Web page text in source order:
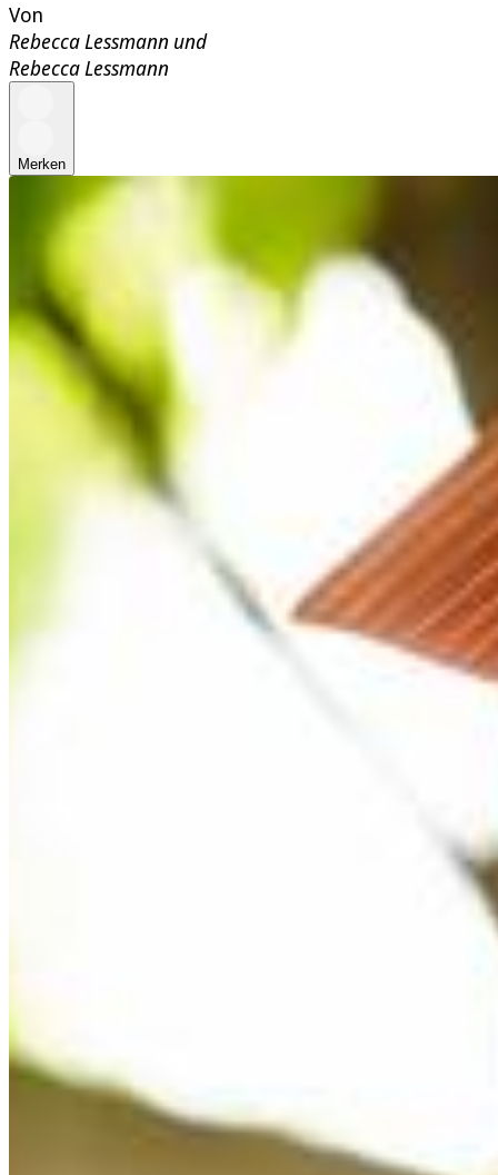
Von
Rebecca Lessmann und
Rebecca Lessmann
Merken